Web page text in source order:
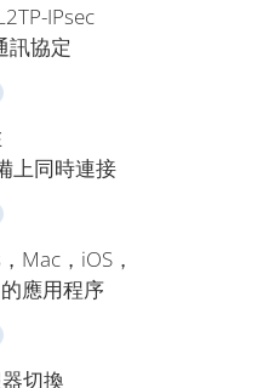
IPsec
訊協定
上同時連接
Mac，iOS，
應用程序
切換